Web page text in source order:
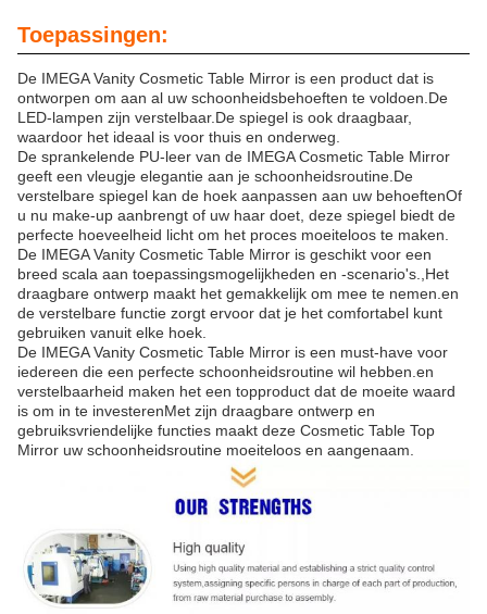
Toepassingen:
De IMEGA Vanity Cosmetic Table Mirror is een product dat is
ontworpen om aan al uw schoonheidsbehoeften te voldoen.De
LED-lampen zijn verstelbaar.De spiegel is ook draagbaar,
waardoor het ideaal is voor thuis en onderweg.
De sprankelende PU-leer van de IMEGA Cosmetic Table Mirror
geeft een vleugje elegantie aan je schoonheidsroutine.De
verstelbare spiegel kan de hoek aanpassen aan uw behoeftenOf
u nu make-up aanbrengt of uw haar doet, deze spiegel biedt de
perfecte hoeveelheid licht om het proces moeiteloos te maken.
De IMEGA Vanity Cosmetic Table Mirror is geschikt voor een
breed scala aan toepassingsmogelijkheden en -scenario's.,Het
draagbare ontwerp maakt het gemakkelijk om mee te nemen.en
de verstelbare functie zorgt ervoor dat je het comfortabel kunt
gebruiken vanuit elke hoek.
De IMEGA Vanity Cosmetic Table Mirror is een must-have voor
iedereen die een perfecte schoonheidsroutine wil hebben.en
verstelbaarheid maken het een topproduct dat de moeite waard
is om in te investerenMet zijn draagbare ontwerp en
gebruiksvriendelijke functies maakt deze Cosmetic Table Top
Mirror uw schoonheidsroutine moeiteloos en aangenaam.